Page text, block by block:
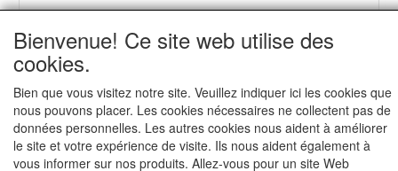
S'identifier
S'inscrire
Mot de passe oublié ?
Bienvenue! Ce site web utilise des
cookies.
Bien que vous visitez notre site. Veuillez indiquer ici les cookies que
nous pouvons placer. Les cookies nécessaires ne collectent pas de
données personnelles. Les autres cookies nous aident à améliorer
le site et votre expérience de visite. Ils nous aident également à
vous informer sur nos produits. Allez-vous pour un site Web